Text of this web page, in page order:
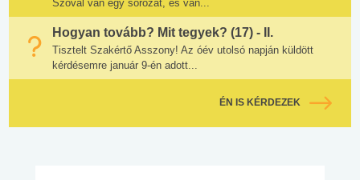
Szóval van egy sorozat, és van...
Hogyan tovább? Mit tegyek? (17) - II.
Tisztelt Szakértő Asszony! Az óév utolsó napján küldött
kérdésemre január 9-én adott...
ÉN IS KÉRDEZEK